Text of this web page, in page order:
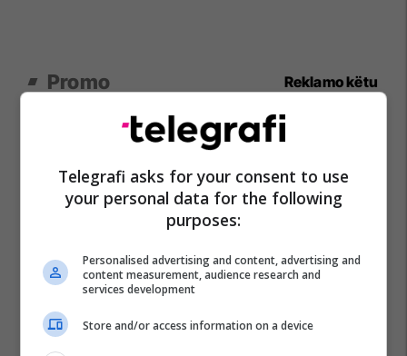
Promo Reklamo këtu
Këtë herë me kartelë
gërvishtëse plotësisht digjitale
dhe mbi 40 mijë shpërblime
instant!Meridian
tuaja të preferuara Peugeot
Peugot Kosova
Telegrafi asks for your consent to use
your personal data for the following
purposes:
Personalised advertising and content, advertising and
content measurement, audience research and
services development
Store and/or access information on a device